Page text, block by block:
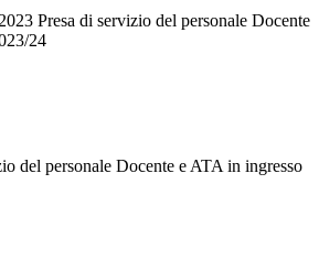
Presa di servizio del personale Docente
24
del personale Docente e ATA in ingresso